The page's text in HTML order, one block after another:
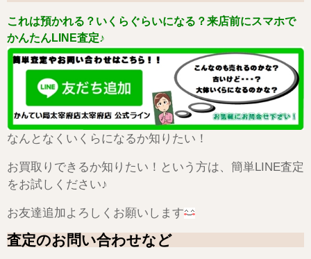
これは預かれる？いくらぐらいになる？来店前にスマホで
かんたんLINE査定♪
なんとなくいくらになるか知りたい！
お買取りできるか知りたい！という方は、簡単LINE査定
をお試しください♪
お友達追加よろしくお願いします
査定のお問い合わせなど